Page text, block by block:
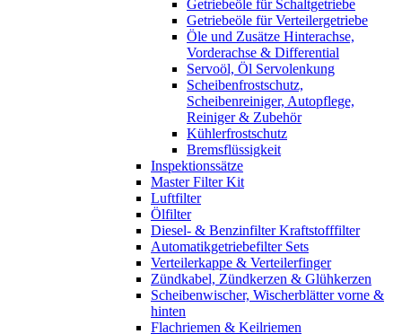
Getriebeöle für Schaltgetriebe
Getriebeöle für Verteilergetriebe
Öle und Zusätze Hinterachse,
Vorderachse & Differential
Servoöl, Öl Servolenkung
Scheibenfrostschutz,
Scheibenreiniger, Autopflege,
Reiniger & Zubehör
Kühlerfrostschutz
Bremsflüssigkeit
Inspektionssätze
Master Filter Kit
Luftfilter
Ölfilter
Diesel- & Benzinfilter Kraftstofffilter
Automatikgetriebefilter Sets
Verteilerkappe & Verteilerfinger
Zündkabel, Zündkerzen & Glühkerzen
Scheibenwischer, Wischerblätter vorne &
hinten
Flachriemen & Keilriemen